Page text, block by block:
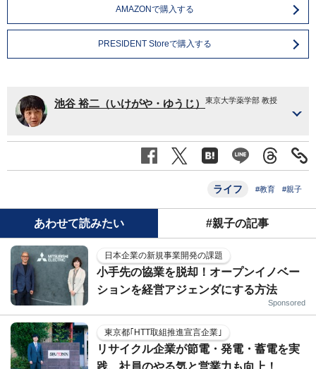
AMAZONで購入する
PRESIDENT Storeで購入する
池谷 裕二（いけがや・ゆうじ） 東京大学薬学部 教授
ライフ #教育 #親子
あわせて読みたい #親子の記事
日本企業の新規事業開発の課題
小手先の協業を脱却！オープンイノベー
ションを経営アジェンダにする方法
Sponsored
東京都｢HTT取組推進宣言企業｣
リサイクル企業が節電・発電・蓄電を実
践、社員のやる気と営業力も向上！